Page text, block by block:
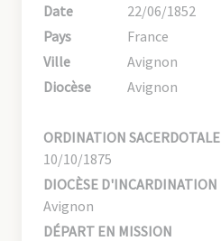
Date
22/06/1852
Pays
France
Ville
Avignon
Diocèse
Avignon
ORDINATION SACERDOTALE
10/10/1875
DIOCÈSE D'INCARDINATION
Avignon
DÉPART EN MISSION